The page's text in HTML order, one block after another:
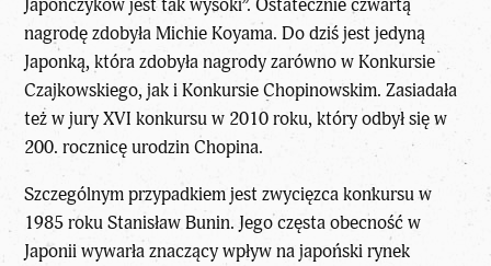
Japończyków jest tak wysoki”. Ostatecznie czwartą
nagrodę zdobyła Michie Koyama. Do dziś jest jedyną
Japonką, która zdobyła nagrody zarówno w Konkursie
Czajkowskiego, jak i Konkursie Chopinowskim. Zasiadała
też w jury XVI konkursu w 2010 roku, który odbył się w
200. rocznicę urodzin Chopina.
Szczególnym przypadkiem jest zwycięzca konkursu w
1985 roku Stanisław Bunin. Jego częsta obecność w
Japonii wywarła znaczący wpływ na japoński rynek